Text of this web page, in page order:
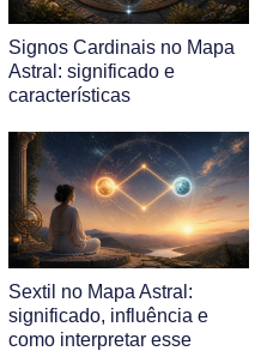
Signos Cardinais no Mapa
Astral: significado e
características
Sextil no Mapa Astral:
significado, influência e
como interpretar esse